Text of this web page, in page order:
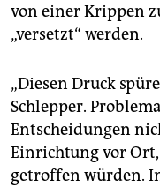
von einer Krippen
„versetzt“ werden.
„Diesen Druck
Schlepper.
Entscheidungen
Einrichtung vor
getroffen würden.